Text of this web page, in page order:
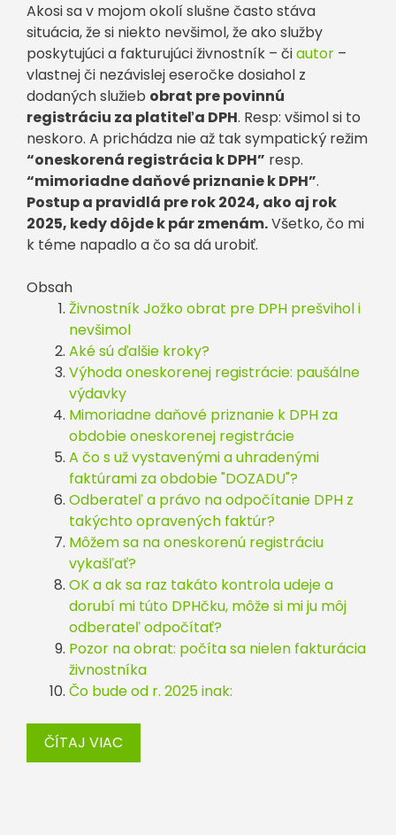
Akosi sa v mojom okolí slušne často stáva
situácia, že si niekto nevšimol, že ako služby
poskytujúci a fakturujúci živnostník – čiautor –
vlastnej či nezávislej eseročke dosiahol z
dodaných služieb obrat pre povinnú
registráciu za platiteľa DPH. Resp: všimol si to
neskoro. A prichádza nie až tak sympatický režim
“oneskorená registrácia k DPH” resp.
“mimoriadne daňové priznanie k DPH”.
Postup a pravidlá pre rok 2024, ako aj rok
2025, kedy dôjde k pár zmenám.Všetko, čo mi
k téme napadlo a čo sa dá urobiť.
Obsah
Živnostník Jožko obrat pre DPH prešvihol i
nevšimol
Aké sú ďalšie kroky?
Výhoda oneskorenej registrácie: paušálne
výdavky
Mimoriadne daňové priznanie k DPH za
obdobie oneskorenej registrácie
A čo s už vystavenými a uhradenými
faktúrami za obdobie "DOZADU"?
Odberateľ a právo na odpočítanie DPH z
takýchto opravených faktúr?
Môžem sa na oneskorenú registráciu
vykašľať?
OK a ak sa raz takáto kontrola udeje a
dorubí mi túto DPHčku, môže si mi ju môj
odberateľ odpočítať?
Pozor na obrat: počíta sa nielen fakturácia
živnostníka
Čo bude od r. 2025 inak:
ČÍTAJ VIAC